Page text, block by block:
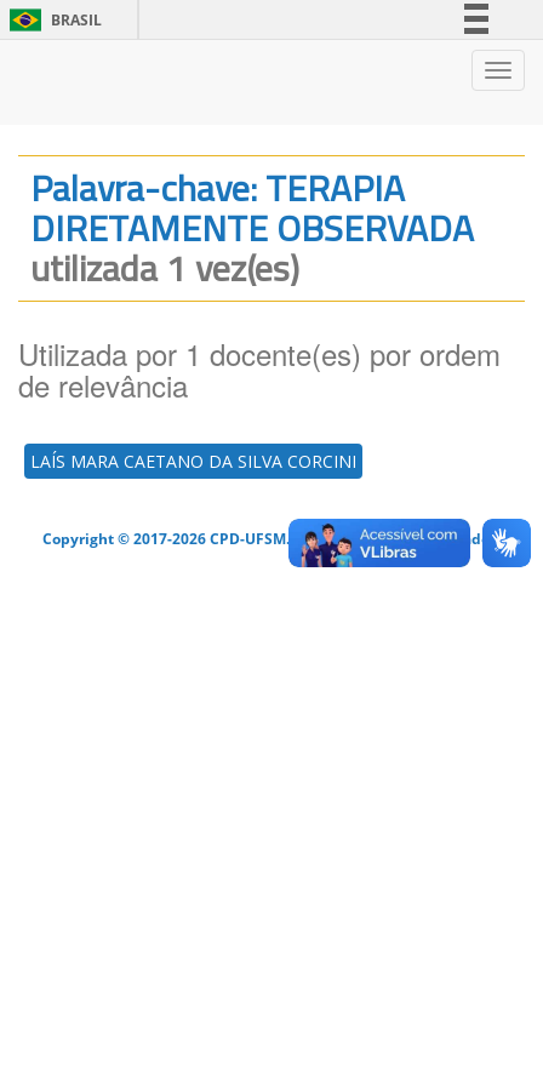
BRASIL
Legislação
Canais
Palavra-chave: TERAPIA
DIRETAMENTE OBSERVADA
utilizada 1 vez(es)
Utilizada por 1 docente(es) por ordem
de relevância
LAÍS MARA CAETANO DA SILVA CORCINI
Copyright © 2017-2026 CPD-UFSM. Todos os direitos reservados.